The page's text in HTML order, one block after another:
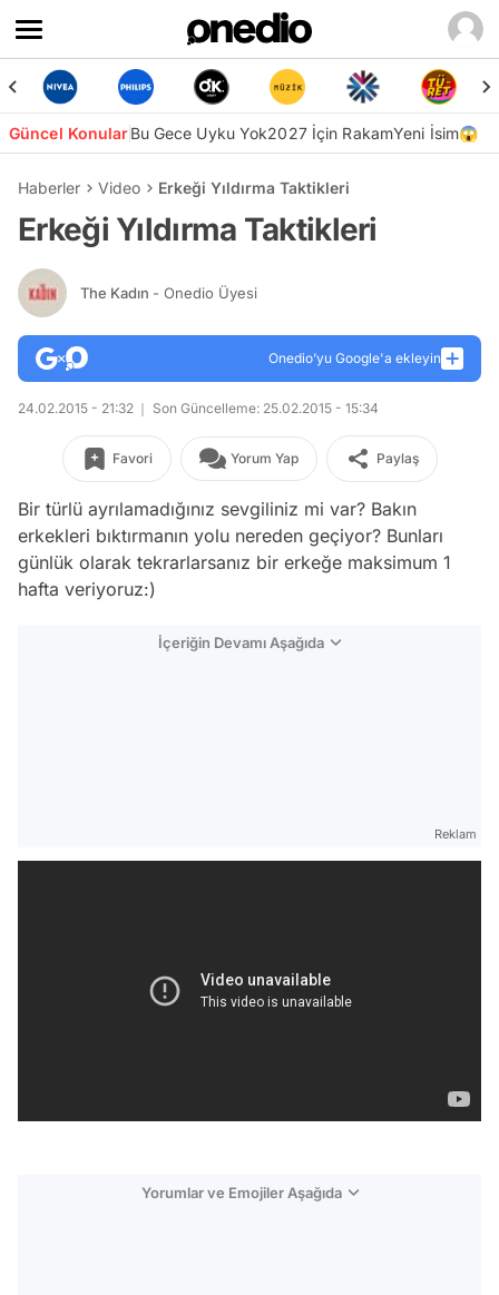
Güncel KonularBu Gece Uyku Yok2027 İçin RakamYeni İsim😱
Haberler Video Erkeği Yıldırma Taktikleri
Erkeği Yıldırma Taktikleri
The Kadın - Onedio Üyesi
Onedio’yu Google'a ekleyin
24.02.2015 - 21:32 Son Güncelleme: 25.02.2015 - 15:34
Favori Yorum Yap Paylaş
Bir türlü ayrılamadığınız sevgiliniz mi var? Bakın
erkekleri bıktırmanın yolu nereden geçiyor? Bunları
günlük olarak tekrarlarsanız bir erkeğe maksimum 1
hafta veriyoruz:)
İçeriğin Devamı Aşağıda
Reklam
Yorumlar ve Emojiler Aşağıda